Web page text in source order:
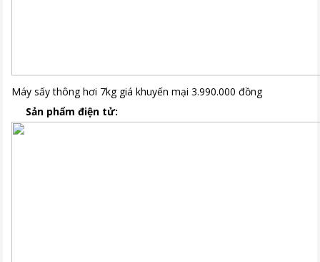
Máy sấy thông hơi 7kg giá khuyến mại 3.990.000 đồng
Sản phẩm điện tử: